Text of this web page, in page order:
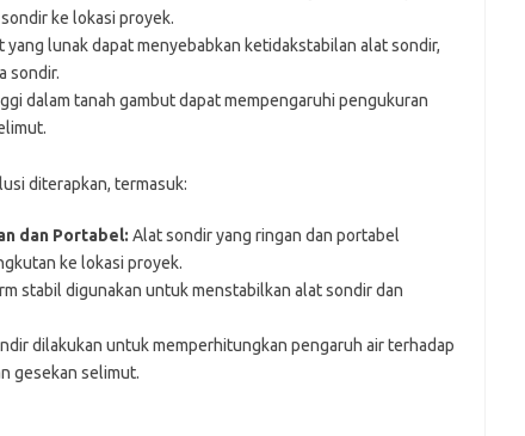
ke lokasi proyek.
yang lunak dapat menyebabkan ketidakstabilan alat sondir,
sondir.
dalam tanah gambut dapat mempengaruhi pengukuran
diterapkan, termasuk:
dan Portabel: Alat sondir yang ringan dan portabel
ke lokasi proyek.
stabil digunakan untuk menstabilkan alat sondir dan
dilakukan untuk memperhitungkan pengaruh air terhadap
gesekan selimut.